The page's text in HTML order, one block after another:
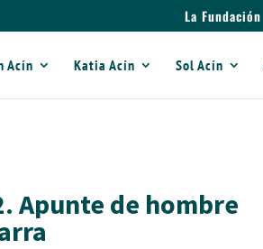
La Fundación
Acín Katia Acín Sol Acín
Apunte de hombre